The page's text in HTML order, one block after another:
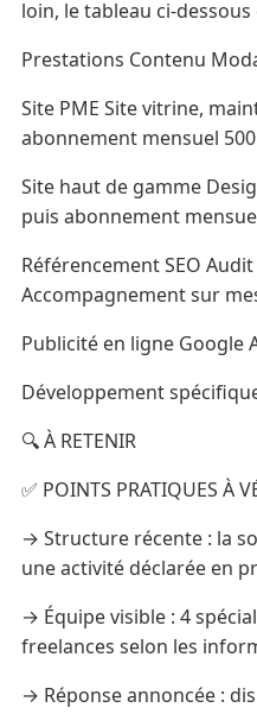
loin, le tableau ci-
Prestations Contenu
Site PME Site vitrine,
abonnement mensuel
Site haut de gamme
puis abonnement
Référencement SEO
Accompagnement sur
Publicité en ligne Google
Développement
🔍 À RETENIR
✅ POINTS PRATIQUES À
→ Structure récente : la
une activité déclarée en
→ Équipe visible : 4
freelances selon les
→ Réponse annoncée :